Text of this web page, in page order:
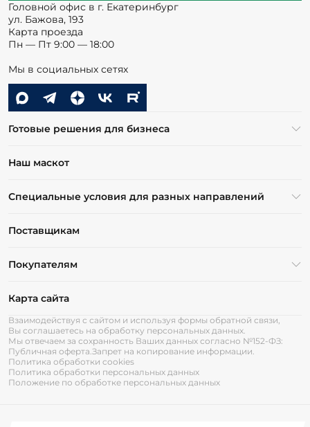
Головной офис в г. Екатеринбург
ул. Бажова, 193
Карта проезда
Пн — Пт 9:00 — 18:00
Мы в социальных сетях
Готовые решения для бизнеса
Наш маскот
Специальные условия для разных направлений
Поставщикам
Покупателям
Карта сайта
Взаимодействуя с сайтом и используя формы обратной связи,
Вы соглашаетесь на обработку персональных данных.
Мы отвечаем за сохранность Ваших данных согласно №152-ФЗ:
Публичная оферта.Запрет на копирование информации.
Политика обработки cookies
Политика обработки персональных данных
Положение по обработке персональных данных